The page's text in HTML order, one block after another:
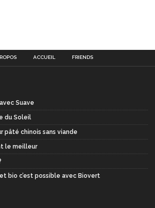
ACCUEIL FRIENDS
Suave
du Soleil
pâté chinois sans viande
le meilleur
bio c’est possible avec Biovert